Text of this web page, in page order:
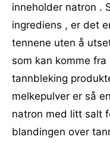
inneholder natron .
ingrediens , er det
tennene uten å
som kan komme
tannbleking
melkepulver er så
natron med litt salt
blandingen over